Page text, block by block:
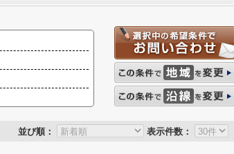
並び順： 表示件数：